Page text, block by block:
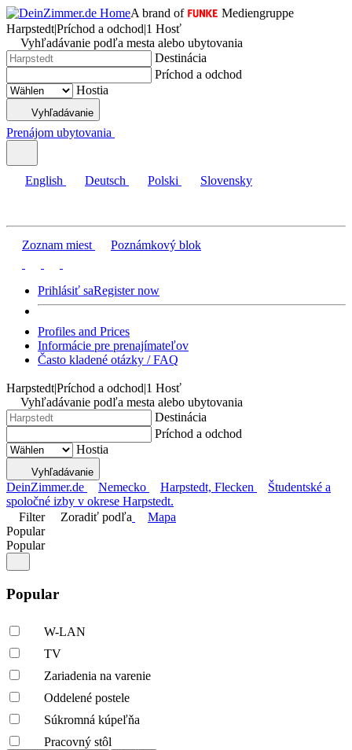
A brand of
Mediengruppe
Harpstedt|Príchod a odchod|1 Hosť
Vyhľadávanie podľa mesta alebo ubytovania
Destinácia
Príchod a odchod
Hostia
Vyhľadávanie
Prenájom ubytovania
English Deutsch Polski Slovensky
Zoznam miest Poznámkový blok
Prihlásiť saRegister now
Profiles and Prices
Informácie pre prenajímateľov
Často kladené otázky / FAQ
Harpstedt|Príchod a odchod|1 Hosť
Vyhľadávanie podľa mesta alebo ubytovania
Destinácia
Príchod a odchod
Hostia
Vyhľadávanie
DeinZimmer.de Nemecko Harpstedt, Flecken
Študentské a
spoločné izby v okrese Harpstedt.
Filter
Zoradiť podľa
Mapa
Popular
Popular
Popular
W-LAN
TV
Zariadenia na varenie
Oddelené postele
Súkromná kúpeľňa
Pracovný stôl